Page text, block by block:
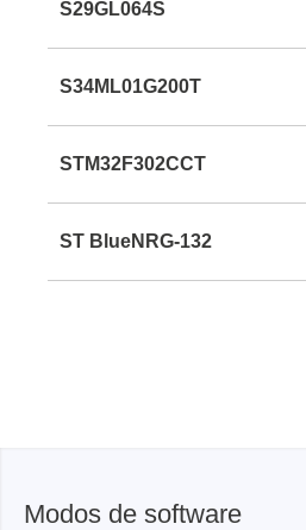
S29GL064S
S34ML01G200T
STM32F302CCT
ST BlueNRG-132
Modos de software